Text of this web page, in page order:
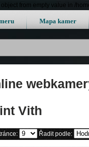
from empty value in /
Mapa kamer
Vith
Řadit podle: